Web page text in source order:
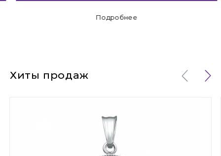
Подробнее
Хиты продаж